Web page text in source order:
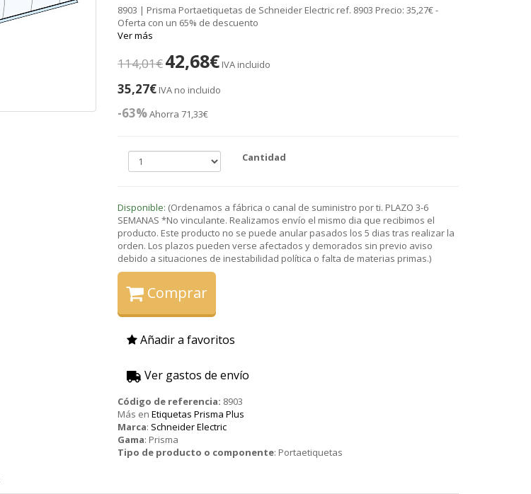
8903 | Prisma Portaetiquetas de Schneider Electric ref. 8903 Precio: 35,27€ -
Oferta con un 65% de descuento
Ver más
114,01€42,68€ IVA incluido
35,27€ IVA no incluido
-63%Ahorra 71,33€
Cantidad
Disponible: (Ordenamos a fábrica o canal de suministro por ti. PLAZO 3-6
SEMANAS *No vinculante. Realizamos envío el mismo dia que recibimos el
producto. Este producto no se puede anular pasados los 5 dias tras realizar la
orden. Los plazos pueden verse afectados y demorados sin previo aviso
debido a situaciones de inestabilidad política o falta de materias primas.)
Comprar
Añadir a favoritos
Ver gastos de envío
Código de referencia: 8903
Más enEtiquetas Prisma Plus
Marca: Schneider Electric
Gama: Prisma
Tipo de producto o componente: Portaetiquetas